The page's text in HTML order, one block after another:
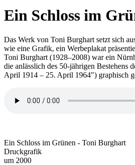
Ein Schloss im
Das Werk von Toni Burghart setzt sich
wie eine Grafik, ein Werbeplakat
Toni Burghart (1928–2008) war ein
die anlässlich des 50-jährigen
April 1914 – 25. April 1964″) graphisch
Ein Schloss im Grünen - Toni Burghart
Druckgrafik
um 2000